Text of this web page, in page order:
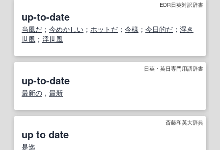
EDR日英対訳辞書
up-to-date
当風だ ； 今めかしい ； ホットだ ； 今様 ； 今日的だ ； 浮き
世風 ； 浮世風
日英・英日専門用語辞書
up-to-date
最新の ， 最新
斎藤和英大辞典
up to date
是迄